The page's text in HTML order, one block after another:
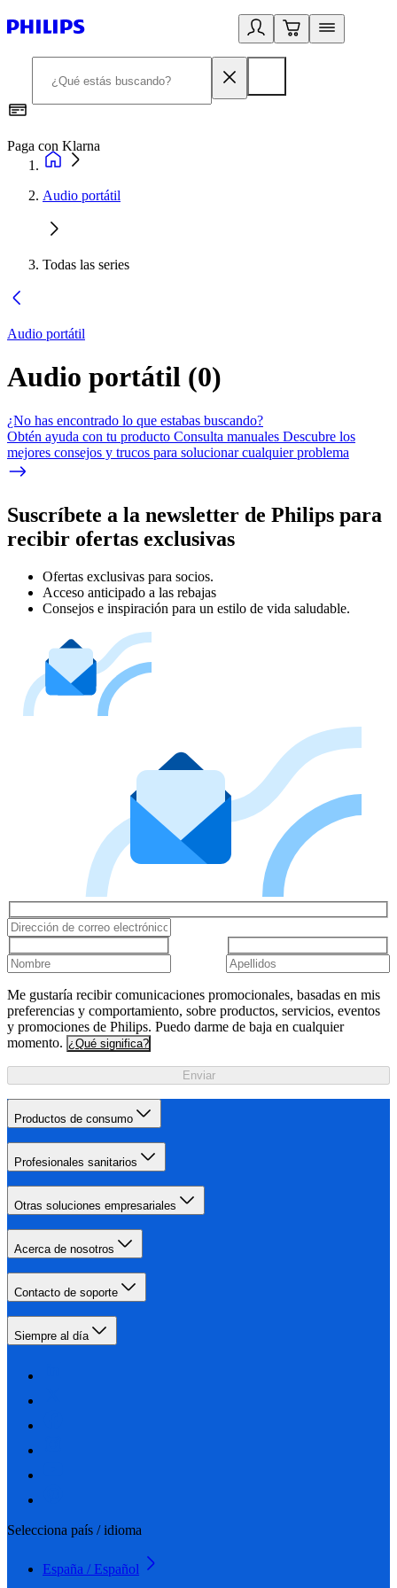
Paga con Klarna
Audio portátil
Todas las series
Audio portátil
Audio portátil (0)
¿No has encontrado lo que estabas buscando?
Obtén ayuda con tu producto Consulta manuales Descubre los
mejores consejos y trucos para solucionar cualquier problema
Suscríbete a la newsletter de Philips para
recibir ofertas exclusivas
Ofertas exclusivas para socios.
Acceso anticipado a las rebajas
Consejos e inspiración para un estilo de vida saludable.
Me gustaría recibir comunicaciones promocionales, basadas en mis
preferencias y comportamiento, sobre productos, servicios, eventos
y promociones de Philips. Puedo darme de baja en cualquier
momento. ¿Qué significa?
Enviar
Productos de consumo
Profesionales sanitarios
Otras soluciones empresariales
Acerca de nosotros
Contacto de soporte
Siempre al día
Selecciona país / idioma
España / Español